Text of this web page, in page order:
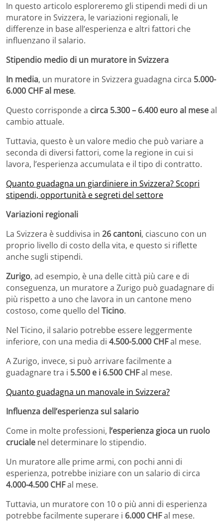
In questo articolo esploreremo gli stipendi medi di un
muratore in Svizzera, le variazioni regionali, le
differenze in base all’esperienza e altri fattori che
influenzano il salario.
Stipendio medio di un muratore in Svizzera
In media, un muratore in Svizzera guadagna circa 5.000-
6.000 CHF al mese.
Questo corrisponde a circa 5.300 – 6.400 euro al meseal
cambio attuale.
Tuttavia, questo è un valore medio che può variare a
seconda di diversi fattori, come la regione in cui si
lavora, l’esperienza accumulata e il tipo di contratto.
Quanto guadagna un giardiniere in Svizzera? Scopri
stipendi, opportunità e segreti del settore
Variazioni regionali
La Svizzera è suddivisa in 26 cantoni, ciascuno con un
proprio livello di costo della vita, e questo si riflette
anche sugli stipendi.
Zurigo, ad esempio, è una delle città più care e di
conseguenza, un muratore a Zurigo può guadagnare di
più rispetto a uno che lavora in un cantone meno
costoso, come quello del Ticino.
Nel Ticino, il salario potrebbe essere leggermente
inferiore, con una media di 4.500-5.000 CHFal mese.
A Zurigo, invece, si può arrivare facilmente a
guadagnare tra i 5.500 e i 6.500 CHFal mese.
Quanto guadagna un manovale in Svizzera?
Influenza dell’esperienza sul salario
Come in molte professioni, l’esperienza gioca un ruolo
cruciale nel determinare lo stipendio.
Un muratore alle prime armi, con pochi anni di
esperienza, potrebbe iniziare con un salario di circa
4.000-4.500 CHFal mese.
Tuttavia, un muratore con 10 o più anni di esperienza
potrebbe facilmente superare i 6.000 CHFal mese.